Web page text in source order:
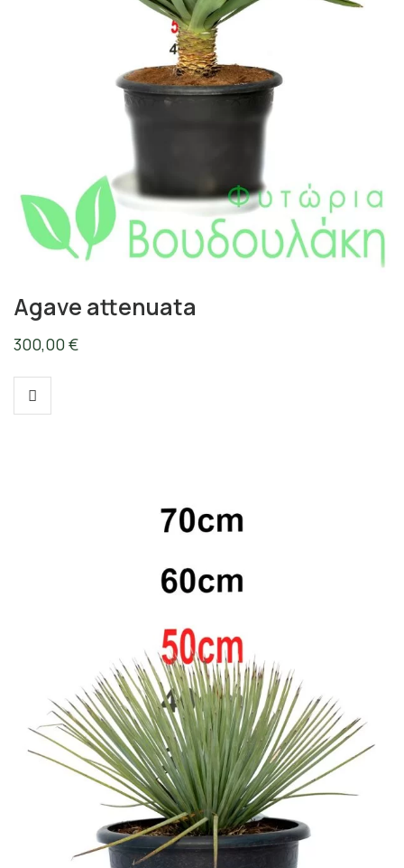
Agave attenuata
300,00€